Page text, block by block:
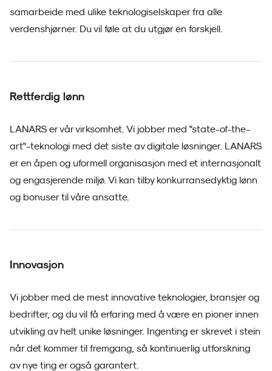
samarbeide med ulike teknologiselskaper fra alle
verdenshjørner. Du vil føle at du utgjør en forskjell.
Rettferdig lønn
LANARS er vår virksomhet. Vi jobber med "state-of-the-
art"-teknologi med det siste av digitale løsninger. LANARS
er en åpen og uformell organisasjon med et internasjonalt
og engasjerende miljø. Vi kan tilby konkurransedyktig lønn
og bonuser til våre ansatte.
Innovasjon
Vi jobber med de mest innovative teknologier, bransjer og
bedrifter, og du vil få erfaring med å være en pioner innen
utvikling av helt unike løsninger. Ingenting er skrevet i stein
når det kommer til fremgang, så kontinuerlig utforskning
av nye ting er også garantert.